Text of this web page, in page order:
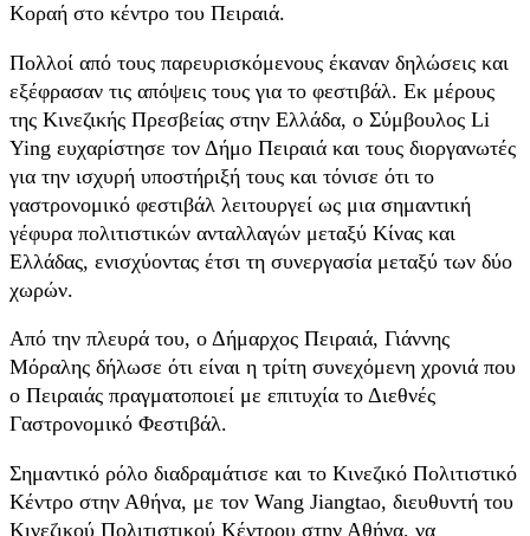
Κοραή στο κέντρο του Πειραιά.
Πολλοί από τους παρευρισκόμενους έκαναν δηλώσεις και
εξέφρασαν τις απόψεις τους για το φεστιβάλ. Εκ μέρους
της Κινεζικής Πρεσβείας στην Ελλάδα, ο Σύμβουλος Li
Ying ευχαρίστησε τον Δήμο Πειραιά και τους διοργανωτές
για την ισχυρή υποστήριξή τους και τόνισε ότι το
γαστρονομικό φεστιβάλ λειτουργεί ως μια σημαντική
γέφυρα πολιτιστικών ανταλλαγών μεταξύ Κίνας και
Ελλάδας, ενισχύοντας έτσι τη συνεργασία μεταξύ των δύο
χωρών.
Από την πλευρά του, ο Δήμαρχος Πειραιά, Γιάννης
Μόραλης δήλωσε ότι είναι η τρίτη συνεχόμενη χρονιά που
ο Πειραιάς πραγματοποιεί με επιτυχία το Διεθνές
Γαστρονομικό Φεστιβάλ.
Σημαντικό ρόλο διαδραμάτισε και το Κινεζικό Πολιτιστικό
Κέντρο στην Αθήνα, με τον Wang Jiangtao, διευθυντή του
Κινεζικού Πολιτιστικού Κέντρου στην Αθήνα, να